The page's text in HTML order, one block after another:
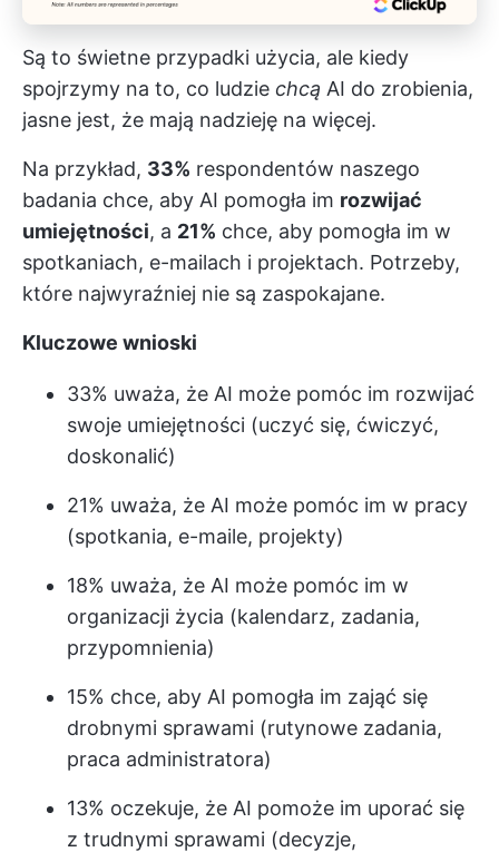
Są to świetne przypadki użycia, ale kiedy
spojrzymy na to, co ludzie chcą AI do zrobienia,
jasne jest, że mają nadzieję na więcej.
Na przykład, 33% respondentów naszego
badania chce, aby AI pomogła im rozwijać
umiejętności, a 21% chce, aby pomogła im w
spotkaniach, e-mailach i projektach. Potrzeby,
które najwyraźniej nie są zaspokajane.
Kluczowe wnioski
33% uważa, że AI może pomóc im rozwijać
swoje umiejętności (uczyć się, ćwiczyć,
doskonalić)
21% uważa, że AI może pomóc im w pracy
(spotkania, e-maile, projekty)
18% uważa, że AI może pomóc im w
organizacji życia (kalendarz, zadania,
przypomnienia)
15% chce, aby AI pomogła im zająć się
drobnymi sprawami (rutynowe zadania,
praca administratora)
13% oczekuje, że AI pomoże im uporać się
z trudnymi sprawami (decyzje,